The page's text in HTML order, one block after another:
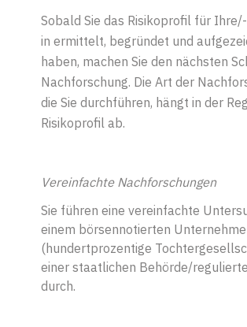
Sobald Sie das Risikoprofil für Ihre/-
in ermittelt, begründet und
haben, machen Sie den nächsten
Nachforschung. Die Art der
die Sie durchführen, hängt in der
Risikoprofil ab.
Vereinfachte Nachforschungen
Sie führen eine vereinfachte
einem börsennotierten
(hundertprozentige
einer staatlichen Behörde/
durch.